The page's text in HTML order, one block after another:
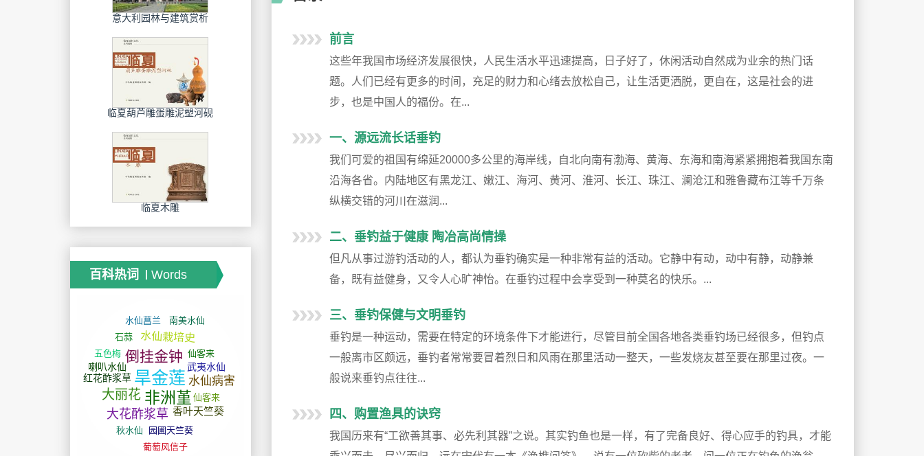
前言
这些年我国市场经济发展很快，人民生活水平迅速提高，日子好了，休闲活动自然成为业余的热门话
题。人们已经有更多的时间，充足的财力和心绪去放松自己，让生活更洒脱，更自在，这是社会的进
步，也是中国人的福份。在...
一、源远流长话垂钓
我们可爱的祖国有绵延20000多公里的海岸线，自北向南有渤海、黄海、东海和南海紧紧拥抱着我国东南
沿海各省。内陆地区有黑龙江、嫩江、海河、黄河、淮河、长江、珠江、澜沧江和雅鲁藏布江等千万条
纵横交错的河川在滋润...
二、垂钓益于健康 陶冶高尚情操
但凡从事过游钓活动的人，都认为垂钓确实是一种非常有益的活动。它静中有动，动中有静，动静兼
备，既有益健身，又令人心旷神怡。在垂钓过程中会享受到一种莫名的快乐。...
三、垂钓保健与文明垂钓
垂钓是一种运动，需要在特定的环境条件下才能进行，尽管目前全国各地各类垂钓场已经很多，但钓点
一般离市区颇远，垂钓者常常要冒着烈日和风雨在那里活动一整天，一些发烧友甚至要在那里过夜。一
般说来垂钓点往往...
四、购置渔具的诀窍
我国历来有“工欲善其事、必先利其器”之说。其实钓鱼也是一样，有了完备良好、得心应手的钓具，才能
意大利园林与建筑赏析
临夏葫芦雕蛋雕泥塑河砚
临夏木雕
百科热词 Words